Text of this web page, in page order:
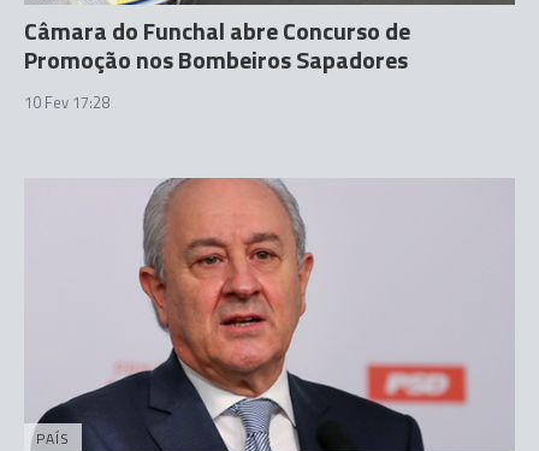
Câmara do Funchal abre Concurso de
Promoção nos Bombeiros Sapadores
10 Fev 17:28
PAÍS